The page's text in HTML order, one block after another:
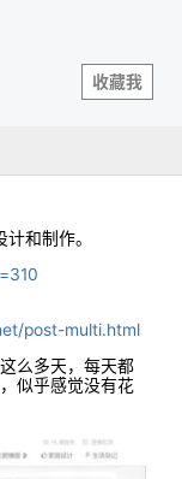
收藏我
和制作。
post-multi.html
么多天，每天都
似乎感觉没有花